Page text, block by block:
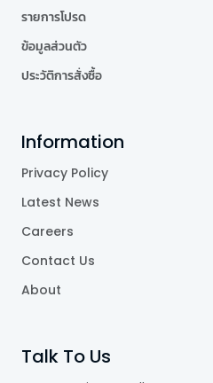
รายการโปรด
ข้อมูลส่วนตัว
ประวัติการสั่งซื้อ
Information
Privacy Policy
Latest News
Careers
Contact Us
About
Talk To Us